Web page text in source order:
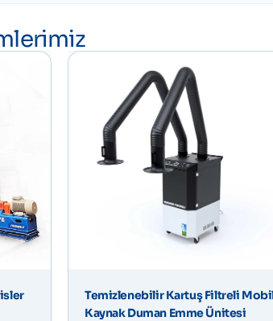
Temizlenebilir Kartuş Filtreli
Kaynak Duman Emme Ünitesi